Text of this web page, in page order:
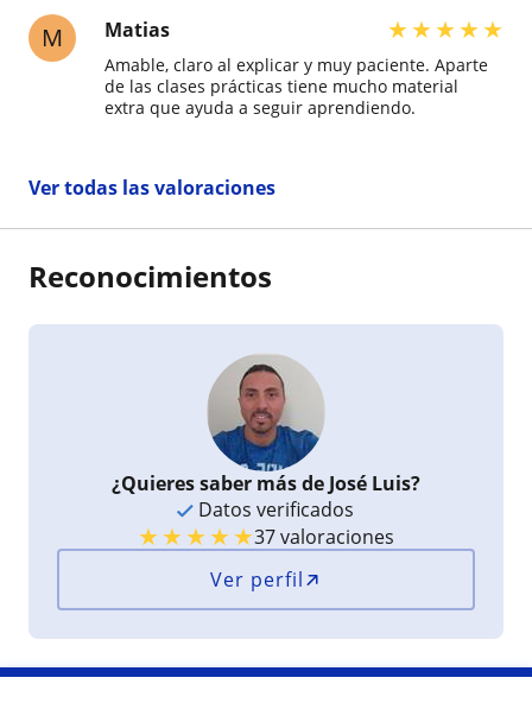
M Matias ★★★★★
Amable, claro al explicar y muy paciente. Aparte
de las clases prácticas tiene mucho material
extra que ayuda a seguir aprendiendo.
Ver todas las valoraciones
Reconocimientos
¿Quieres saber más de José Luis?
Datos verificados
★★★★★37 valoraciones
Ver perfil